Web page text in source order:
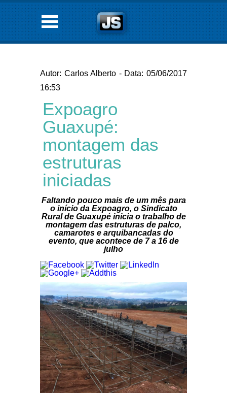
Autor: Carlos Alberto - Data: 05/06/2017
16:53
Expoagro
Guaxupé:
montagem das
estruturas
iniciadas
Faltando pouco mais de um mês para
o início da Expoagro, o Sindicato
Rural de Guaxupé inicia o trabalho de
montagem das estruturas de palco,
camarotes e arquibancadas do
evento, que acontece de 7 a 16 de
julho